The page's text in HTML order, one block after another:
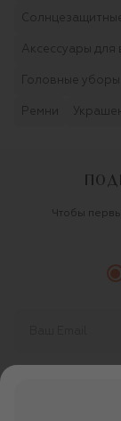
Аксессуары для
Головные уборы
Ремни
Чтобы